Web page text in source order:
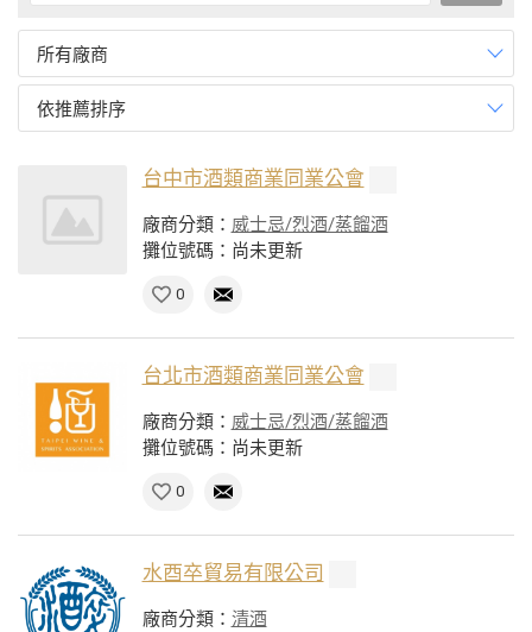
所有廠商
依推薦排序
台中市酒類商業同業公會
廠商分類： 威士忌/烈酒/蒸餾酒
攤位號碼：尚未更新
0
台北市酒類商業同業公會
廠商分類： 威士忌/烈酒/蒸餾酒
攤位號碼：尚未更新
0
水酉卒貿易有限公司
廠商分類： 清酒